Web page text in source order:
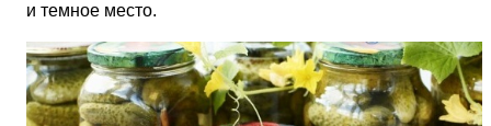
и темное место.